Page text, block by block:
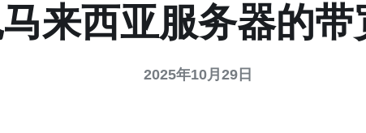
来西亚服务器的
2025年10月29日